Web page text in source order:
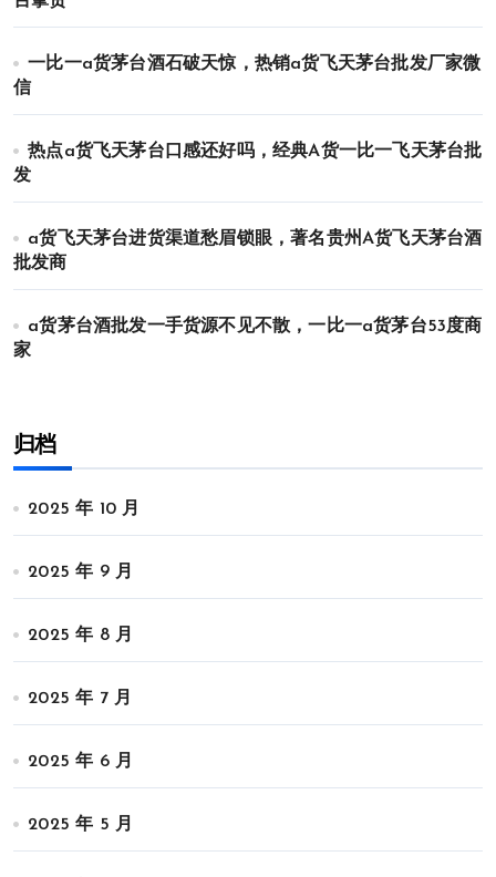
一比一a货茅台酒石破天惊，热销a货飞天茅台批发厂家微
信
热点a货飞天茅台口感还好吗，经典A货一比一飞天茅台批
发
a货飞天茅台进货渠道愁眉锁眼，著名贵州A货飞天茅台酒
批发商
a货茅台酒批发一手货源不见不散，一比一a货茅台53度商
家
归档
2025 年 10 月
2025 年 9 月
2025 年 8 月
2025 年 7 月
2025 年 6 月
2025 年 5 月